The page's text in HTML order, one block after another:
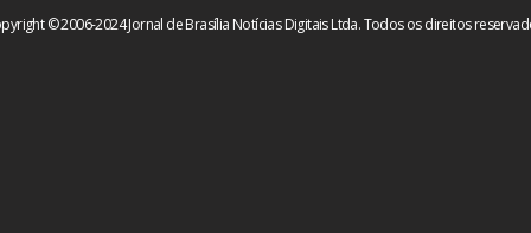
© 2006-2024 Jornal de Brasília Notícias Digitais Ltda. Todos os direitos